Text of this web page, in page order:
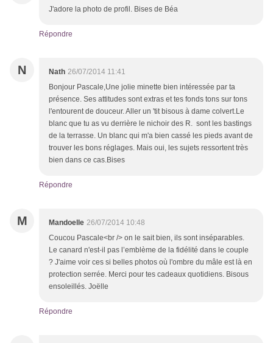
J'adore la photo de profil. Bises de Béa
Répondre
N Nath 26/07/2014 11:41
Bonjour Pascale,Une jolie minette bien intéressée par ta
présence. Ses attitudes sont extras et tes fonds tons sur tons
l'entourent de douceur. Aller un 'tit bisous à dame colvert.Le
blanc que tu as vu derrière le nichoir des R. sont les bastings
de la terrasse. Un blanc qui m'a bien cassé les pieds avant de
trouver les bons réglages. Mais oui, les sujets ressortent très
bien dans ce cas.Bises
Répondre
M Mandoelle 26/07/2014 10:48
Coucou Pascale<br /> on le sait bien, ils sont inséparables.
Le canard n'est-il pas l’emblème de la fidélité dans le couple
? J'aime voir ces si belles photos où l'ombre du mâle est là en
protection serrée. Merci pour tes cadeaux quotidiens. Bisous
ensoleillés. Joëlle
Répondre